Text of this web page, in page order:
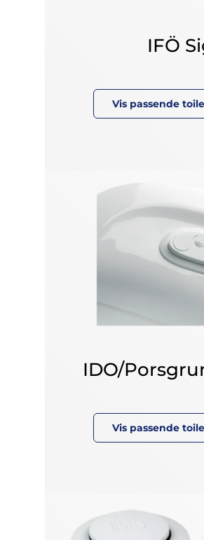
IFÖ
Vis passende
IDO/
Vis passende